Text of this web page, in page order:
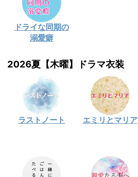
ドライな同期の
溺愛癖
2026夏【木曜】ドラマ衣装
ラストノート エミリとマリア